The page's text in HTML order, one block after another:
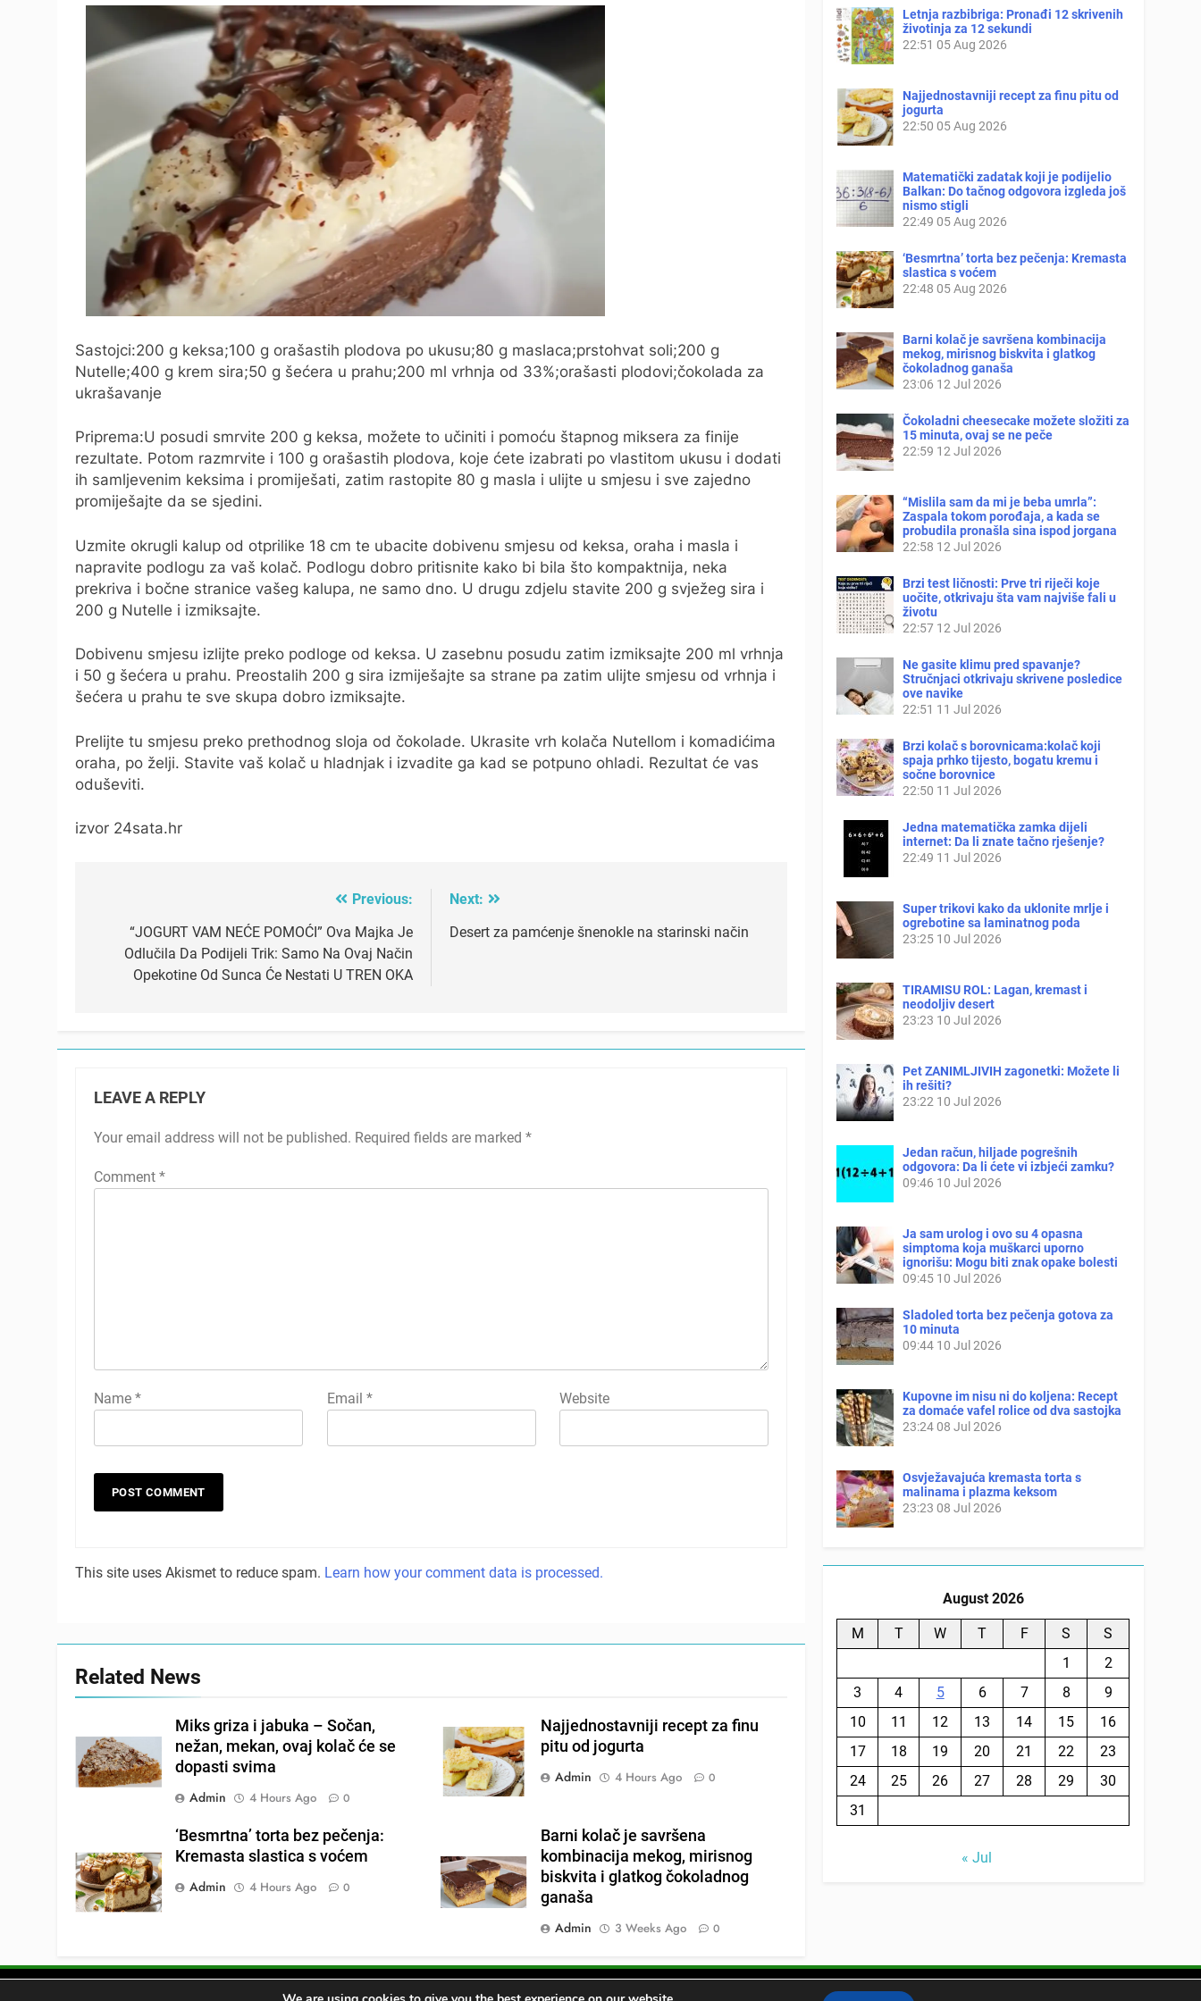
Sastojci:200 g keksa;100 g orašastih plodova po ukusu;80 g maslaca;prstohvat soli;200 g
Nutelle;400 g krem sira;50 g šećera u prahu;200 ml vrhnja od 33%;orašasti plodovi;čokolada za
ukrašavanje
Priprema:U posudi smrvite 200 g keksa, možete to učiniti i pomoću štapnog miksera za finije
rezultate. Potom razmrvite i 100 g orašastih plodova, koje ćete izabrati po vlastitom ukusu i dodati
ih samljevenim keksima i promiješati, zatim rastopite 80 g masla i ulijte u smjesu i sve zajedno
promiješajte da se sjedini.
Uzmite okrugli kalup od otprilike 18 cm te ubacite dobivenu smjesu od keksa, oraha i masla i
napravite podlogu za vaš kolač. Podlogu dobro pritisnite kako bi bila što kompaktnija, neka
prekriva i bočne stranice vašeg kalupa, ne samo dno. U drugu zdjelu stavite 200 g svježeg sira i
200 g Nutelle i izmiksajte.
Dobivenu smjesu izlijte preko podloge od keksa. U zasebnu posudu zatim izmiksajte 200 ml vrhnja
i 50 g šećera u prahu. Preostalih 200 g sira izmiješajte sa strane pa zatim ulijte smjesu od vrhnja i
šećera u prahu te sve skupa dobro izmiksajte.
Prelijte tu smjesu preko prethodnog sloja od čokolade. Ukrasite vrh kolača Nutellom i komadićima
oraha, po želji. Stavite vaš kolač u hladnjak i izvadite ga kad se potpuno ohladi. Rezultat će vas
oduševiti.
izvor 24sata.hr
navigation
Previous:
“JOGURT VAM NEĆE POMOĆI” Ova Majka Je
Odlučila Da Podijeli Trik: Samo Na Ovaj Način
Opekotine Od Sunca Će Nestati U TREN OKA
Next:
Desert za pamćenje šnenokle na starinski način
LEAVE A REPLY
Your email address will not be published. Required fields are marked *
Comment *
Name * Email * Website
This site uses Akismet to reduce spam. Learn how your comment data is processed.
Related News
Miks griza i jabuka – Sočan,
nežan, mekan, ovaj kolač će se
dopasti svima
Admin
4 Hours Ago 0
Najjednostavniji recept za finu
pitu od jogurta
Admin
4 Hours Ago 0
‘Besmrtna’ torta bez pečenja:
Kremasta slastica s voćem
Admin
4 Hours Ago 0
Barni kolač je savršena
kombinacija mekog, mirisnog
biskvita i glatkog čokoladnog
ganaša
Admin
3 Weeks Ago 0
Letnja razbibriga: Pronađi 12 skrivenih
životinja za 12 sekundi
22:51 05 Aug 2026
Najjednostavniji recept za finu pitu od
jogurta
22:50 05 Aug 2026
Matematički zadatak koji je podijelio
Balkan: Do tačnog odgovora izgleda još
nismo stigli
22:49 05 Aug 2026
‘Besmrtna’ torta bez pečenja: Kremasta
slastica s voćem
22:48 05 Aug 2026
Barni kolač je savršena kombinacija
mekog, mirisnog biskvita i glatkog
čokoladnog ganaša
23:06 12 Jul 2026
Čokoladni cheesecake možete složiti za
15 minuta, ovaj se ne peče
22:59 12 Jul 2026
“Mislila sam da mi je beba umrla”:
Zaspala tokom porođaja, a kada se
probudila pronašla sina ispod jorgana
22:58 12 Jul 2026
Brzi test ličnosti: Prve tri riječi koje
uočite, otkrivaju šta vam najviše fali u
životu
22:57 12 Jul 2026
Ne gasite klimu pred spavanje?
Stručnjaci otkrivaju skrivene posledice
ove navike
22:51 11 Jul 2026
Brzi kolač s borovnicama:kolač koji
spaja prhko tijesto, bogatu kremu i
sočne borovnice
22:50 11 Jul 2026
Jedna matematička zamka dijeli
internet: Da li znate tačno rješenje?
22:49 11 Jul 2026
Super trikovi kako da uklonite mrlje i
ogrebotine sa laminatnog poda
23:25 10 Jul 2026
TIRAMISU ROL: Lagan, kremast i
neodoljiv desert
23:23 10 Jul 2026
Pet ZANIMLJIVIH zagonetki: Možete li
ih rešiti?
23:22 10 Jul 2026
Jedan račun, hiljade pogrešnih
odgovora: Da li ćete vi izbjeći zamku?
09:46 10 Jul 2026
Ja sam urolog i ovo su 4 opasna
simptoma koja muškarci uporno
ignorišu: Mogu biti znak opake bolesti
09:45 10 Jul 2026
Sladoled torta bez pečenja gotova za
10 minuta
09:44 10 Jul 2026
Kupovne im nisu ni do koljena: Recept
za domaće vafel rolice od dva sastojka
23:24 08 Jul 2026
Osvježavajuća kremasta torta s
malinama i plazma keksom
23:23 08 Jul 2026
August 2026
M T W T F S
S
1
2
3
4 5 6 7 8
9
10
11 12 13 14 15
16
17
18 19 20 21 22
23
24
25 26 27 28 29
30
31
« Jul